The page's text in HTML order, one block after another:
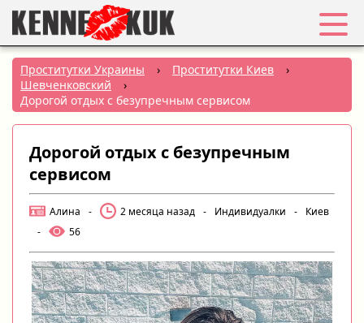
Избранное
Вход
Города:
РУС
УКР
Создать объявление
Проститутки Украины › Проститутки Киев
›
Шевченковский
›
Дорогой отдых с безупречным сервисом
Дорогой отдых с безупречным
сервисом
Алина - 2 месяца назад - Индивидуалки -
Киев
-
56